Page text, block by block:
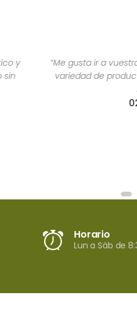
“Me gusta ir a vuestra
variedad de
02-
Horario
Lun a Sáb de